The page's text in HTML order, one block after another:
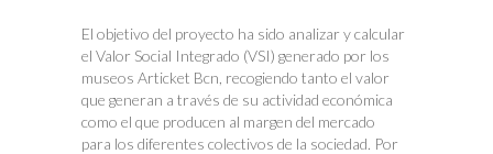
El objetivo del proyecto ha sido analizar y calcular
el Valor Social Integrado (VSI) generado por los
museos Articket Bcn, recogiendo tanto el valor
que generan a través de su actividad económica
como el que producen al margen del mercado
para los diferentes colectivos de la sociedad. Por